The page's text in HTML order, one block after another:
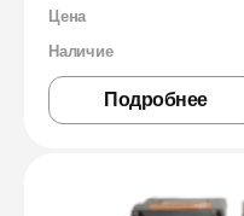
Цена
Наличие
Подробнее